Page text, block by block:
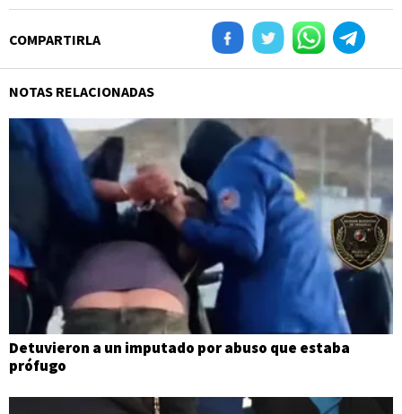
COMPARTIRLA
NOTAS RELACIONADAS
Detuvieron a un imputado por abuso que estaba
prófugo